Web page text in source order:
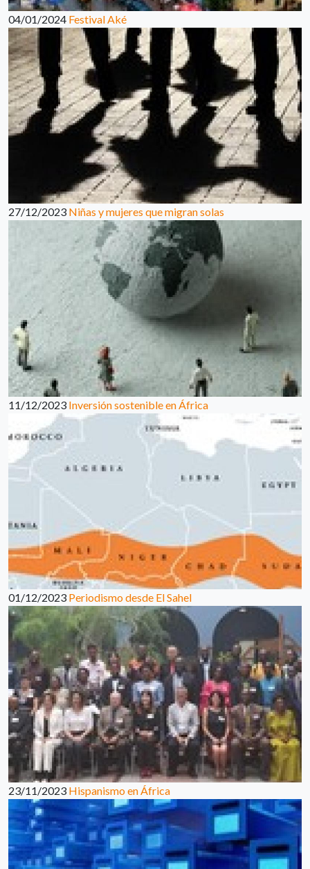
04/01/2024 Festival Aké
27/12/2023 Niñas y mujeres que migran solas
11/12/2023 Inversión sostenible en África
01/12/2023 Periodismo desde El Sahel
23/11/2023 Hispanismo en África